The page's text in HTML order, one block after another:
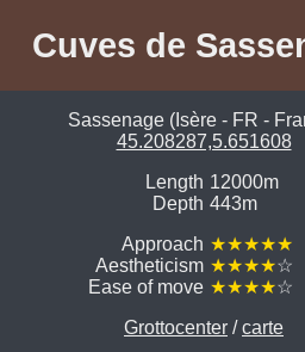
Cuves de
Sassenage (Isère - FR -
45.208287,5.651608
Length 12000m
Depth 443m
Approach ★★★★★
Aestheticism ★★★★☆
Ease of move ★★★★☆
Grottocenter /carte